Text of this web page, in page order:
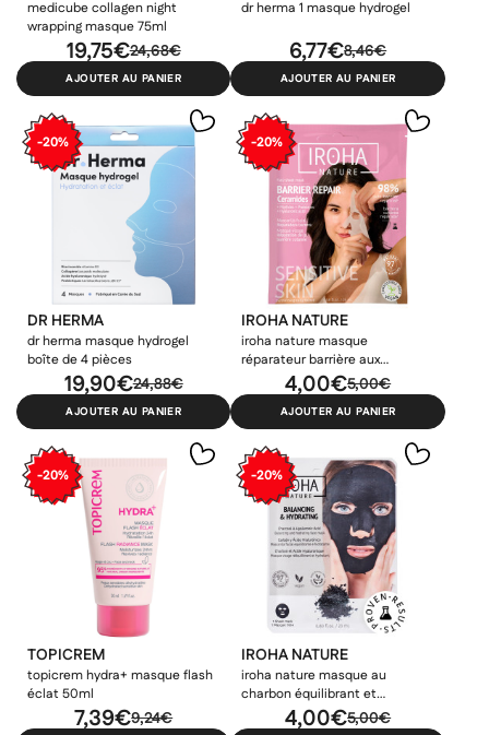
medicube collagen night
wrapping masque 75ml
24,68€
19,75€
AJOUTER AU PANIER
dr herma 1 masque hydrogel
8,46€
6,77€
AJOUTER AU PANIER
-20%
DR HERMA
dr herma masque hydrogel
boîte de 4 pièces
24,88€
19,90€
AJOUTER AU PANIER
-20%
IROHA NATURE
iroha nature masque
réparateur barrière aux
céramides 25ml 5,00€
4,00€
AJOUTER AU PANIER
-20%
TOPICREM
topicrem hydra+ masque flash
éclat 50ml
9,24€
7,39€
-20%
IROHA NATURE
iroha nature masque au
charbon équilibrant et
hydratant 1 unité5,00€
4,00€
Ajouter à ma liste d'envies ×
add_circle_outline Créer une nouvelle liste
((modalTitle)) ×
((confirmMessage))
((cancelText)) ((modalDeleteText))
Créer une liste d'envies ×
Nom de la liste d'envies
Annuler Créer une liste d'envies
Connexion ×
Vous devez être connecté pour ajouter des produits à votre
liste d'envies.
Annuler Connexion